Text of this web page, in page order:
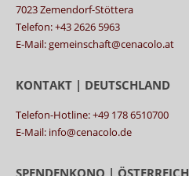
7023 Zemendorf-Stöttera
Telefon: +43 2626 5963
E-Mail: gemeinschaft@cenacolo.at
KONTAKT | DEUTSCHLAND
Telefon-Hotline: +49 178 6510700
E-Mail: info@cenacolo.de
SPENDENKONO | ÖSTERREICH